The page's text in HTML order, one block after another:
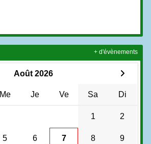
Août 2026
Me Je Ve Sa Di
1 2
5 6 7 8 9
+ d'évènements